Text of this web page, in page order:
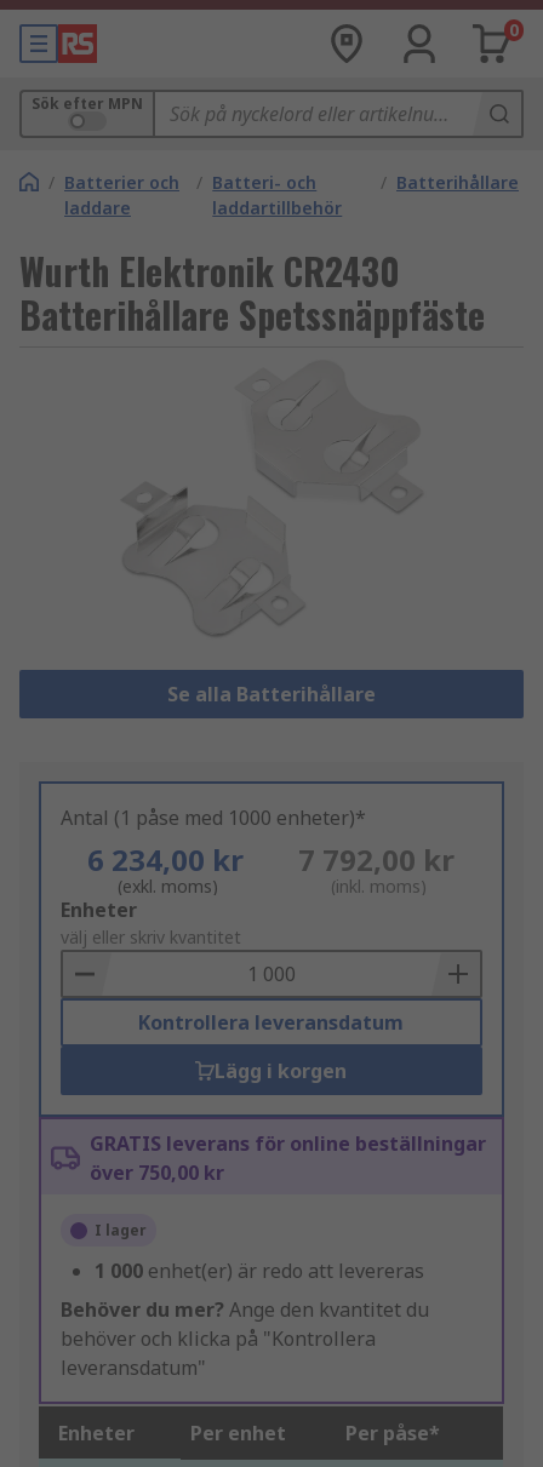
0
Sök efter MPN
/ Batterier och
laddare
/ Batteri- och
laddartillbehör
/ Batterihållare
Wurth Elektronik CR2430
Batterihållare Spetssnäppfäste
Se alla Batterihållare
Antal (1 påse med 1000 enheter)*
6 234,00 kr
(exkl. moms)
7 792,00 kr
(inkl. moms)
Add
to
Basket
Enheter
välj eller skriv kvantitet
Kontrollera leveransdatum
Lägg i korgen
GRATIS leverans för online beställningar
över 750,00 kr
I lager
1 000 enhet(er) är redo att levereras
Behöver du mer? Ange den kvantitet du
behöver och klicka på "Kontrollera
leveransdatum"
Enheter Per enhet Per påse*